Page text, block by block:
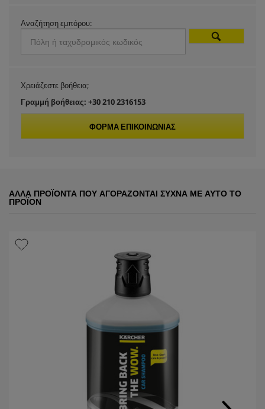
Αναζήτηση εμπόρου:
Χρειάζεστε βοήθεια;
Γραμμή βοήθειας: +30 210 2316153
ΦΌΡΜΑ ΕΠΙΚΟΙΝΩΝΊΑΣ
ΆΛΛΑ ΠΡΟΪΌΝΤΑ ΠΟΥ ΑΓΟΡΆΖΟΝΤΑΙ ΣΥΧΝΆ ΜΕ ΑΥΤΌ ΤΟ
ΠΡΟΪΌΝ